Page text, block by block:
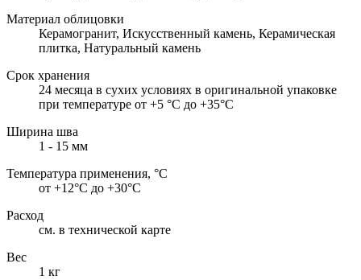
Материал облицовки
Керамогранит, Искусственный камень, Керамическая
плитка, Натуральный камень
Срок хранения
24 месяца в сухих условиях в оригинальной упаковке
при температуре от +5 °С до +35°С
Ширина шва
1 - 15 мм
Температура применения, °С
от +12°С до +30°С
Расход
см. в технической карте
Вес
1 кг